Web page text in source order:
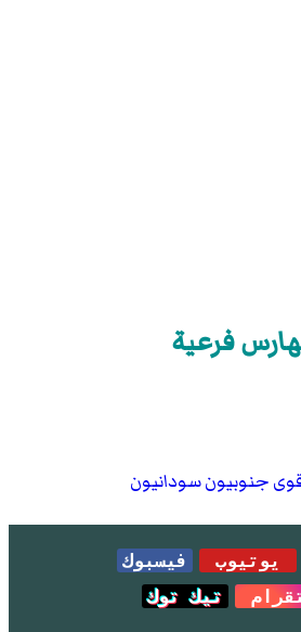
فرعية
جنوبيون سودانيون
يوتيوب
فيسبوك
تيك توك